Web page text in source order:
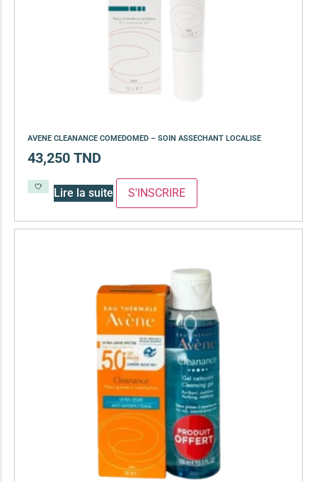
AVENE CLEANANCE COMEDOMED – SOIN ASSECHANT LOCALISE
43,250 TND
Lire la suite